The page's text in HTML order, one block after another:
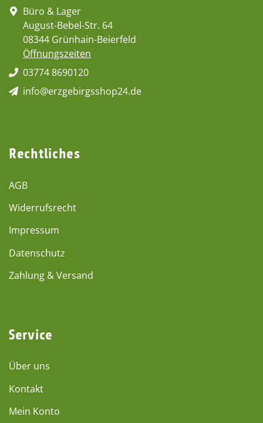
Büro & Lager
August-Bebel-Str. 64
08344 Grünhain-Beierfeld
Öffnungszeiten
03774 8690120
info@erzgebirgsshop24.de
Rechtliches
AGB
Widerrufsrecht
Impressum
Datenschutz
Zahlung & Versand
Service
Über uns
Kontakt
Mein Konto